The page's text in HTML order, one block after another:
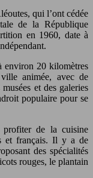
qui l’ont cédée
de la République
en 1960, date à
environ 20 kilomètres
animée, avec de
et des galeries
populaire pour se
profiter de la cuisine
et français. Il y a de
des spécialités
rouges, le plantain